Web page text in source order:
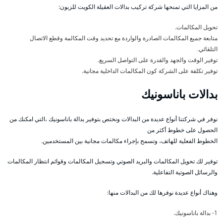
من المزايا التي تمنحها شركة تركيب بدالات العقيلة الكويت للزبون:
تحويل المكالمات.
متابعة جميع المكالمات الصادرة والواردة مع تحديد وقت المكالمة وقطع الاتصال
التلقائي.
توفير الوقت والجهد والقدرة على التواصل السريع.
توفير تكلفة على الشركة كون المكالمات الداخلية مجانية.
بدالات باناسونيك
نوفر في شركتنا أنواع عديدة من البدالات ونختص بتوفير بدالة باناسونيك ،التي امكنك من
الحصول على خطوط أكثر من
الخطوط الفعلية للهاتف، وتسمح بإجراء مكالمات مجانية بين المستخدمين.
توفير لك تحويل المكالمات والبريد الصوتي وتسجيل المكالمات وقوائم انتظار المكالمات
والرسائل الصوتية التفاعلية.
وهناك أنواع عديدة نوفرها لك من البدالات منها:
1- بدالة باناسونيك.